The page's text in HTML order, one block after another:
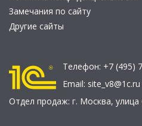
Замечания по сайту
Другие сайты
Телефон: +7 (495)
Email: site_v8@1c.ru
Отдел продаж: г. Москва, улица